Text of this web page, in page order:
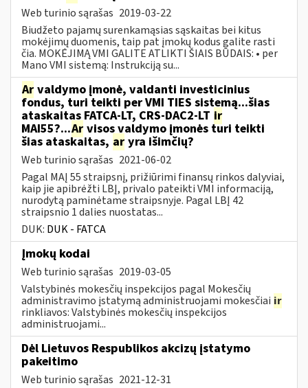
Web turinio sąrašas 2019-03-22
Biudžeto pajamų surenkamąsias sąskaitas bei kitus
mokėjimų duomenis, taip pat įmokų kodus galite rasti
čia. MOKĖJIMĄ VMI GALITE ATLIKTI ŠIAIS BŪDAIS: • per
Mano VMI sistemą: Instrukciją su...
Ar valdymo įmonė, valdanti investicinius
fondus, turi teikti per VMI TIES sistemą...šias
ataskaitas FATCA-LT, CRS-DAC2-LT ir
MAI55?...Ar visos valdymo įmonės turi teikti
šias ataskaitas, ar yra išimčių?
Web turinio sąrašas 2021-06-02
Pagal MAĮ 55 straipsnį, prižiūrimi finansų rinkos dalyviai,
kaip jie apibrėžti LBĮ, privalo pateikti VMI informaciją,
nurodytą paminėtame straipsnyje. Pagal LBĮ 42
straipsnio 1 dalies nuostatas...
DUK: DUK - FATCA
Įmokų kodai
Web turinio sąrašas 2019-03-05
Valstybinės mokesčių inspekcijos pagal Mokesčių
administravimo įstatymą administruojami mokesčiai ir
rinkliavos: Valstybinės mokesčių inspekcijos
administruojami...
Dėl Lietuvos Respublikos akcizų įstatymo
pakeitimo
Web turinio sąrašas 2021-12-31